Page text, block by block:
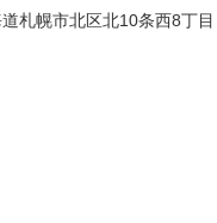
札幌市北区北10条西8丁目